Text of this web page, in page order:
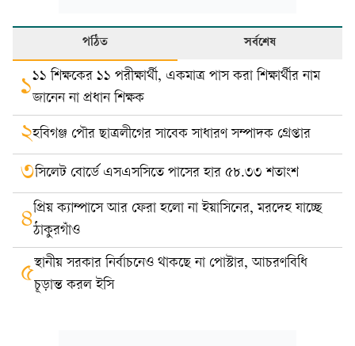
পঠিত সর্বশেষ
১১১ শিক্ষকের ১১ পরীক্ষার্থী, একমাত্র পাস করা শিক্ষার্থীর নাম
জানেন না প্রধান শিক্ষক
২হবিগঞ্জ পৌর ছাত্রলীগের সাবেক সাধারণ সম্পাদক গ্রেপ্তার
৩সিলেট বোর্ডে এসএসসিতে পাসের হার ৫৮.৩৩ শতাংশ
৪প্রিয় ক্যাম্পাসে আর ফেরা হলো না ইয়াসিনের, মরদেহ যাচ্ছে
ঠাকুরগাঁও
৫স্থানীয় সরকার নির্বাচনেও থাকছে না পোস্টার, আচরণবিধি
চূড়ান্ত করল ইসি